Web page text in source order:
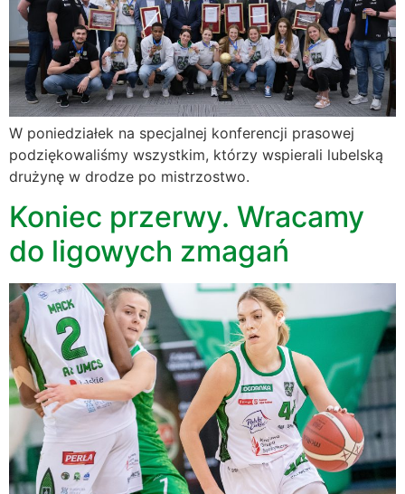
W poniedziałek na specjalnej konferencji prasowej
podziękowaliśmy wszystkim, którzy wspierali lubelską
drużynę w drodze po mistrzostwo.
Koniec przerwy. Wracamy
do ligowych zmagań